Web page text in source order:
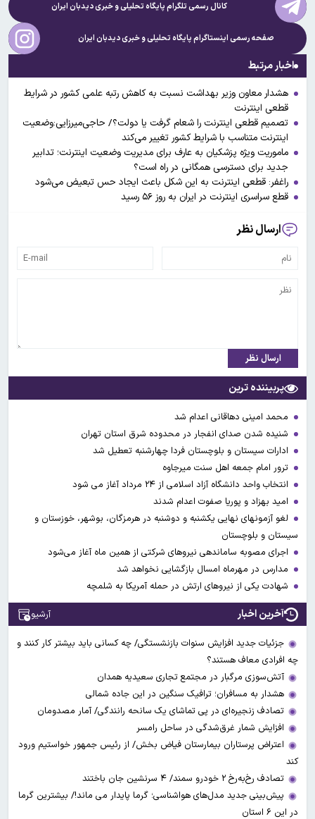
کانال رسمی تلگرام پایگاه تحلیلی و خبریدیدبان ایران
صفحه رسمی اینستاگرام پایگاه تحلیلی و خبریدیدبان ایران
اخبار مرتبط
هشدار معاون وزیر بهداشت نسبت به کاهش رتبه علمی کشور در شرایط
قطعی اینترنت
تصمیم قطعی اینترنت را شعام گرفت یا دولت؟/ حاجی‌میرزایی:وضعیت
اینترنت متناسب با شرایط کشور تغییر می‌کند
ماموریت ویژه پزشکیان به عارف برای مدیریت وضعیت اینترنت؛ تدابیر
جدید برای دسترسی همگانی در راه است؟
راغفر: قطعی اینترنت به این شکل باعث ایجاد حس تبعیض می‌شود
قطع سراسری اینترنت در ایران به روز ۵۶ رسید
ارسال نظر
ارسال نظر
پربیننده ترین
محمد امینی دهاقانی اعدام شد
شنیده شدن صدای انفجار در محدوده شرق استان تهران
ادارات سیستان و بلوچستان فردا چهارشنبه تعطیل شد
ترور امام جمعه اهل سنت میرجاوه
انتخاب واحد دانشگاه آزاد اسلامی از ۲۴ مرداد آغاز می شود
امید بهزاد و پوریا صفوت اعدام شدند
لغو آزمونهای نهایی یکشنبه و دوشنبه در هرمزگان، بوشهر، خوزستان و
سیستان و بلوچستان
اجرای مصوبه ساماندهی نیرو‌های شرکتی از همین ماه آغاز می‌شود
مدارس در مهرماه امسال بازگشایی نخواهد شد
شهادت یکی از نیروهای ارتش در حمله آمریکا به شلمچه
آخرین اخبار آرشیو
جزئیات جدید افزایش سنوات بازنشستگی/ چه کسانی باید بیشتر کار کنند و
چه افرادی معاف هستند؟
آتش‌سوزی مرگبار در مجتمع تجاری سعیدیه همدان
هشدار به مسافران؛ ترافیک سنگین در این جاده شمالی
تصادف زنجیره‌ای در پی تماشای یک سانحه رانندگی/ آمار مصدومان
افزایش شمار غرق‌شدگی در ساحل رامسر
اعتراض پرستاران بیمارستان فیاض بخش/ از رئیس جمهور خواستیم ورود
کند
تصادف رخ‌به‌رخ ۲ خودرو سمند/ ۴ سرنشین جان باختند
پیش‌بینی جدید مدل‌های هواشناسی؛ گرما پایدار می ماند!/ بیشترین گرما
در این ۶ استان